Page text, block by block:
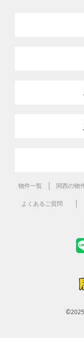
物件一覧 関西の物
よくあるご質問
©2025